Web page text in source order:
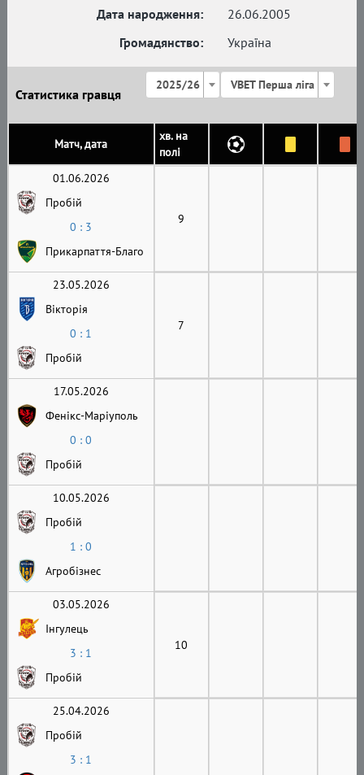
Дата народження:
26.06.2005
Громадянство:
Україна
Статистика гравця
2025/26 VBET Перша ліга
Матч, дата
хв. на
полі
01.06.2026
Пробій
0 : 3
Прикарпаття-Благо
9
23.05.2026
Вікторія
0 : 1
Пробій
7
17.05.2026
Фенікс-Маріуполь
0 : 0
Пробій
10.05.2026
Пробій
1 : 0
Агробізнес
03.05.2026
Інгулець
3 : 1
Пробій
10
25.04.2026
Пробій
3 : 1